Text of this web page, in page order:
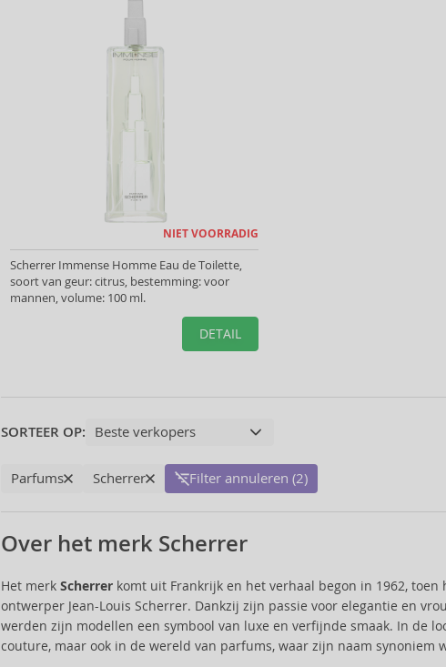
NIET VOORRADIG
Scherrer Immense Homme Eau de Toilette,
soort van geur: citrus, bestemming: voor
mannen, volume: 100 ml.
DETAIL
SORTEER OP:
Parfums Scherrer Filter annuleren (2)
Over het merk Scherrer
Het merk Scherrerkomt uit Frankrijk en het verhaal begon in 1962,
ontwerper Jean-Louis Scherrer. Dankzij zijn passie voor elegantie en
werden zijn modellen een symbool van luxe en verfijnde smaak. In de
couture, maar ook in de wereld van parfums, waar zijn naam synoniem